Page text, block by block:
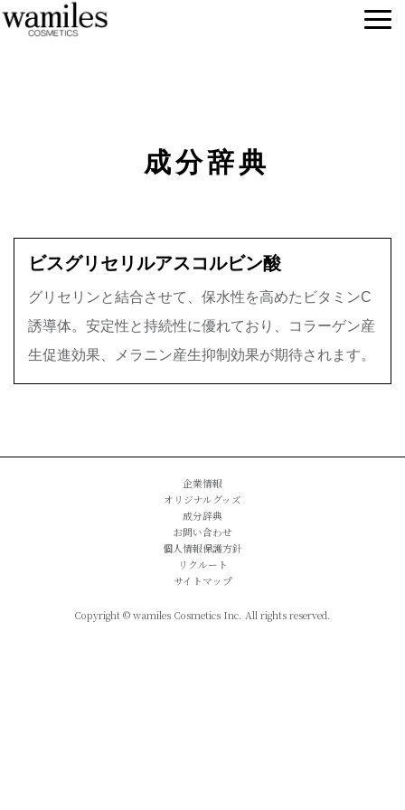
成分辞典
ビスグリセリルアスコルビン酸
グリセリンと結合させて、保水性を高めたビタミンC
誘導体。安定性と持続性に優れており、コラーゲン産
生促進効果、メラニン産生抑制効果が期待されます。
企業情報
オリジナルグッズ
成分辞典
お問い合わせ
個人情報保護方針
リクルート
サイトマップ
Copyright © wamiles Cosmetics Inc. All rights reserved.